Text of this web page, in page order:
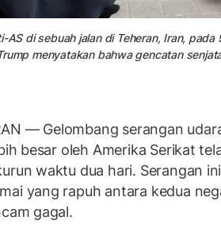
AS di sebuah jalan di Teheran, Iran,
menyatakan bahwa gencatan
— Gelombang serangan
besar oleh Amerika Serikat
waktu dua hari. Serangan ini
yang rapuh antara kedua
gagal.